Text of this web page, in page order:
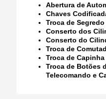
Abertura de
Chaves
Troca de
Conserto dos
Conserto do
Troca de
Troca de
Troca de Botões
Telecomando e